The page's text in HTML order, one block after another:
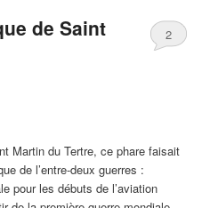
de Saint
2
Martin du Tertre, ce phare faisait
de l’entre-deux guerres :
pour les débuts de l’aviation